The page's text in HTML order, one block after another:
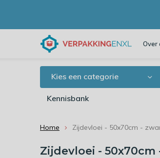
Over
Kies een categorie
Kennisbank
Home Zijdevloei - 50x70cm -
Zijdevloei -